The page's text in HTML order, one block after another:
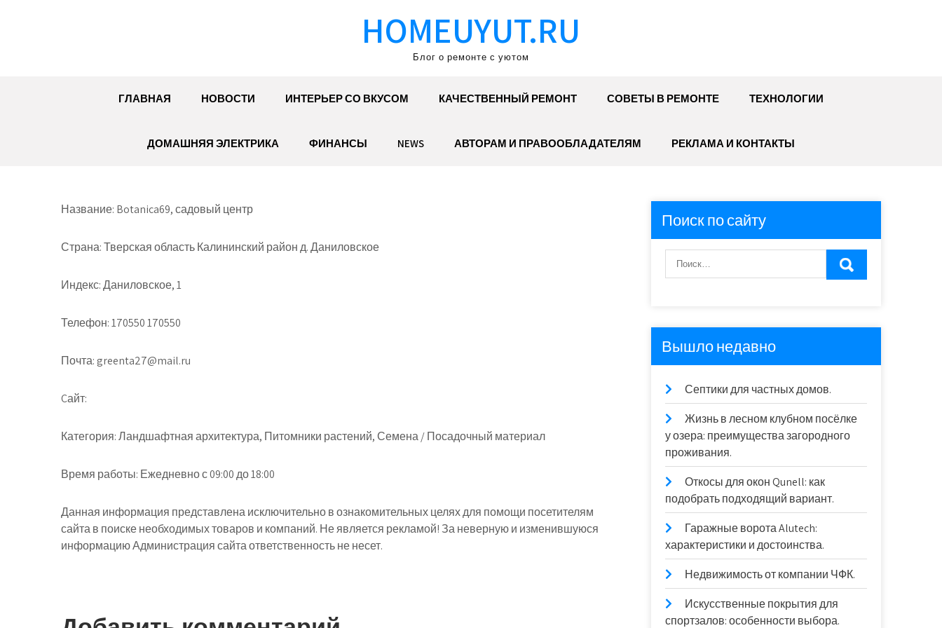
HOMEUYUT.RU
Блог о ремонте с уютом
ГЛАВНАЯ НОВОСТИ ИНТЕРЬЕР СО ВКУСОМ КАЧЕСТВЕННЫЙ РЕМОНТ СОВЕТЫ В РЕМОНТЕ ТЕХНОЛОГИИ
ДОМАШНЯЯ ЭЛЕКТРИКА ФИНАНСЫ NEWS АВТОРАМ И ПРАВООБЛАДАТЕЛЯМ РЕКЛАМА И КОНТАКТЫ
Название: Botanica69, садовый центр
Страна: Тверская область Калининский район д. Даниловское
Индекс: Даниловское, 1
Телефон: 170550 170550
Почта: greenta27@mail.ru
Cайт:
Категория: Ландшафтная архитектура, Питомники растений, Семена / Посадочный материал
Время работы: Ежедневно с 09:00 до 18:00
Данная информация представлена исключительно в ознакомительных целях для помощи посетителям
сайта в поиске необходимых товаров и компаний. Не является рекламой! За неверную и изменившуюся
информацию Администрация сайта ответственность не несет.
Поиск по сайту
Вышло недавно
Септики для частных домов.
Жизнь в лесном клубном посёлке
у озера: преимущества загородного
проживания.
Откосы для окон Qunell: как
подобрать подходящий вариант.
Гаражные ворота Alutech:
характеристики и достоинства.
Недвижимость от компании ЧФК.
Искусственные покрытия для
спортзалов: особенности выбора.